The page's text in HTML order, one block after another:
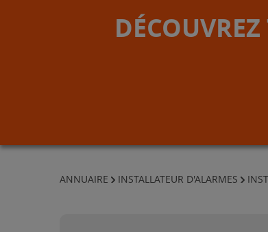
ANNUAIRE INSTALLATEUR D'ALARMES